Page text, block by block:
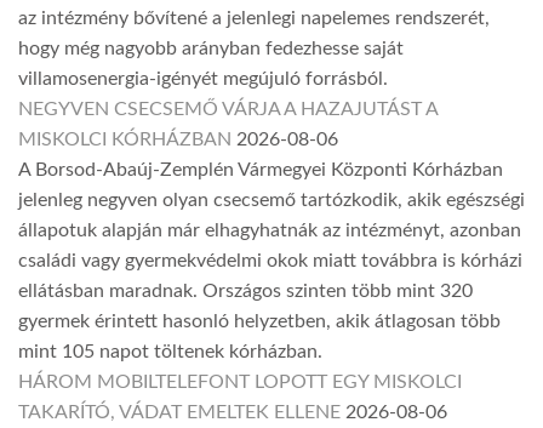
az intézmény bővítené a jelenlegi napelemes rendszerét,
hogy még nagyobb arányban fedezhesse saját
villamosenergia-igényét megújuló forrásból.
NEGYVEN CSECSEMŐ VÁRJA A HAZAJUTÁST A
MISKOLCI KÓRHÁZBAN 2026-08-06
A Borsod-Abaúj-Zemplén Vármegyei Központi Kórházban
jelenleg negyven olyan csecsemő tartózkodik, akik egészségi
állapotuk alapján már elhagyhatnák az intézményt, azonban
családi vagy gyermekvédelmi okok miatt továbbra is kórházi
ellátásban maradnak. Országos szinten több mint 320
gyermek érintett hasonló helyzetben, akik átlagosan több
mint 105 napot töltenek kórházban.
HÁROM MOBILTELEFONT LOPOTT EGY MISKOLCI
TAKARÍTÓ, VÁDAT EMELTEK ELLENE 2026-08-06